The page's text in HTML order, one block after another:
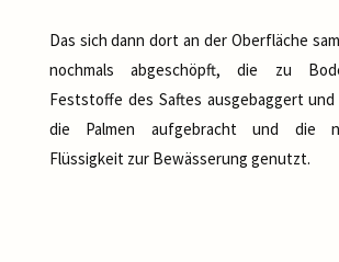
Das sich dann dort an der Oberfläche
nochmals abgeschöpft, die zu
Feststoffe des Saftes ausgebaggert
die Palmen aufgebracht und die
Flüssigkeit zur Bewässerung genutzt.